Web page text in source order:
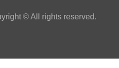
© All rights reserved.